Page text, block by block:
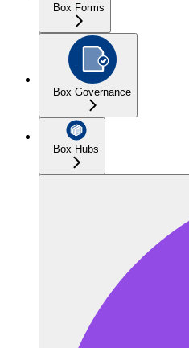
Box Forms
Box Governance
Box Hubs